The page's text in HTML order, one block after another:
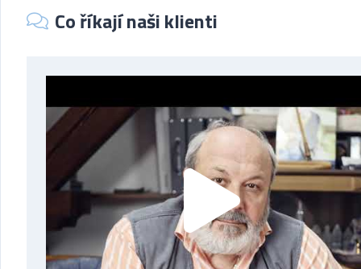
Co říkají naši klienti